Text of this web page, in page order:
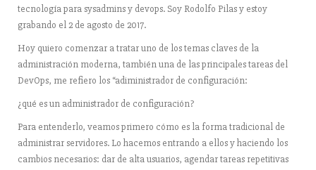
tecnología para sysadmins y devops. Soy Rodolfo Pilas y estoy
grabando el 2 de agosto de 2017.
Hoy quiero comenzar a tratar uno de los temas claves de la
administración moderna, también una de las principales tareas del
DevOps, me refiero los “adiministrador de configuración:
¿qué es un administrador de configuración?
Para entenderlo, veamos primero cómo es la forma tradicional de
administrar servidores. Lo hacemos entrando a ellos y haciendo los
cambios necesarios: dar de alta usuarios, agendar tareas repetitivas